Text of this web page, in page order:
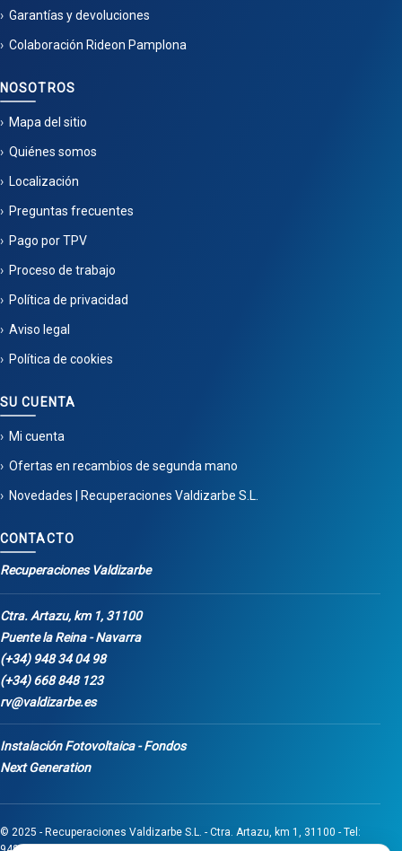
Garantías y devoluciones
Colaboración Rideon Pamplona
NOSOTROS
Mapa del sitio
Quiénes somos
Localización
Preguntas frecuentes
Pago por TPV
Proceso de trabajo
Política de privacidad
Aviso legal
Política de cookies
SU CUENTA
Mi cuenta
Ofertas en recambios de segunda mano
Novedades | Recuperaciones Valdizarbe S.L.
CONTACTO
Recuperaciones Valdizarbe
Ctra. Artazu, km 1, 31100
Puente la Reina - Navarra
(+34) 948 34 04 98
(+34) 668 848 123
rv@valdizarbe.es
Instalación Fotovoltaica - Fondos
Next Generation
© 2025 - Recuperaciones Valdizarbe S.L. - Ctra. Artazu, km 1, 31100 - Tel: